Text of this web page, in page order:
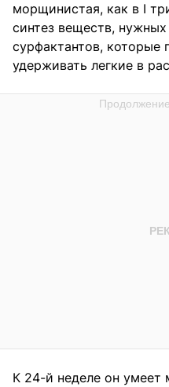
морщинистая, как в I
синтез веществ,
сурфактантов, которые
удерживать легкие в
К 24-й неделе он умеет